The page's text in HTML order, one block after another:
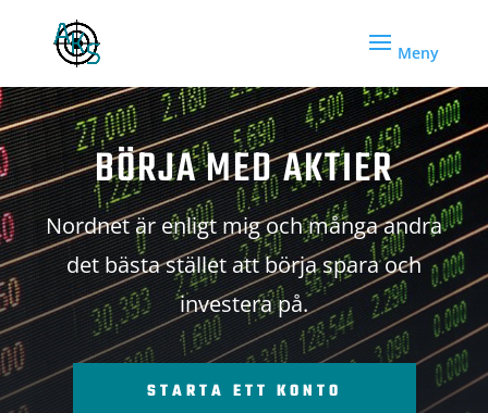
BÖRJA MED AKTIER
Nordnet är enligt mig och många andra
det bästa stället att börja spara och
investera på.
STARTA ETT KONTO